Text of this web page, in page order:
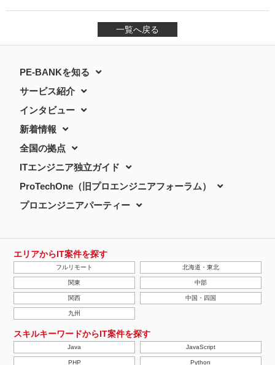
一覧へ戻る
PE-BANKを知る
サービス紹介
インタビュー
新着情報
全国の拠点
ITエンジニア独立ガイド
ProTechOne（旧プロエンジニアフォーラム）
プロエンジニアパーティー
エリアからIT案件を探す
フルリモート 北海道・東北
関東 中部
関西 中国・四国
九州
スキルキーワードからIT案件を探す
Java JavaScript
PHP Python